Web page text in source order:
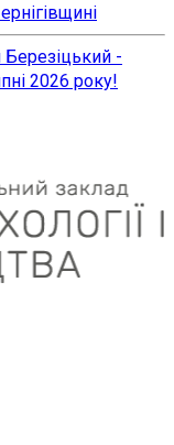
-
2026 року!